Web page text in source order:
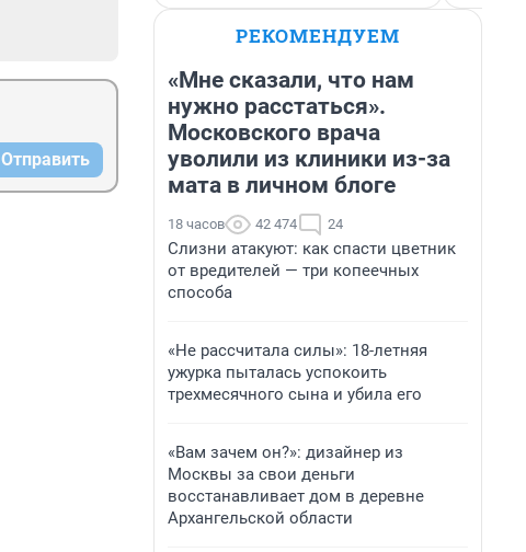
Отправить
РЕКОМЕНДУЕМ
«Мне сказали, что нам
нужно расстаться».
Московского врача
уволили из клиники из-за
мата в личном блоге
18 часов 42 474 24
Слизни атакуют: как спасти цветник
от вредителей — три копеечных
способа
«Не рассчитала силы»: 18-летняя
ужурка пыталась успокоить
трехмесячного сына и убила его
«Вам зачем он?»: дизайнер из
Москвы за свои деньги
восстанавливает дом в деревне
Архангельской области